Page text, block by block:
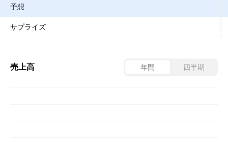
予想
サプライズ
売上高 年間 四半期